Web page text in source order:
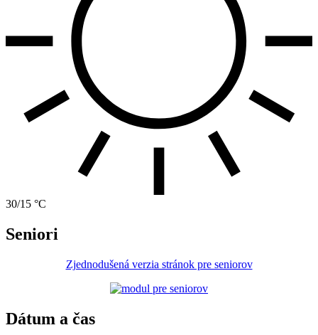
30/15 °C
Seniori
Zjednodušená verzia stránok pre seniorov
Dátum a čas